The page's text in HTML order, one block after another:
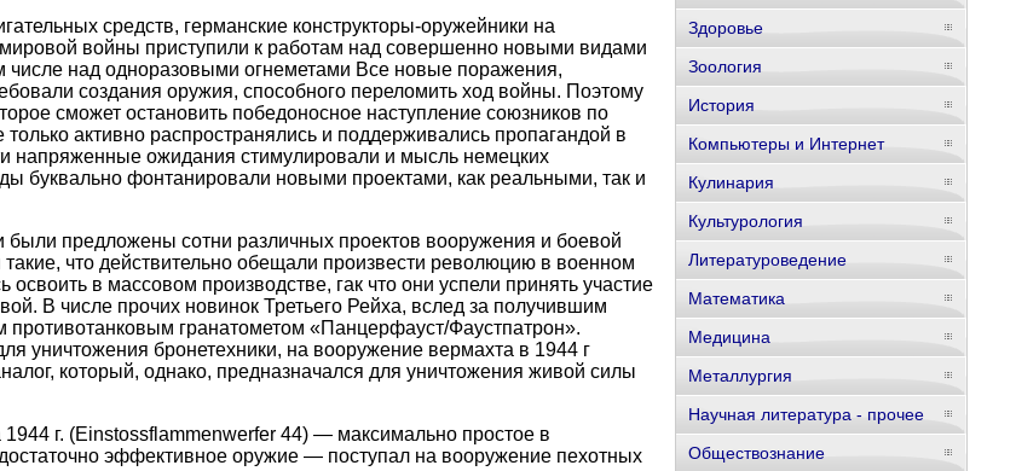
средств, германские конструкторы-оружейники на
войны приступили к работам над совершенно новыми видами
числе над одноразовыми огнеметами Все новые поражения,
создания оружия, способного переломить ход войны. Поэтому
сможет остановить победоносное наступление союзников по
только активно распространялись и поддерживались пропагандой в
напряженные ожидания стимулировали и мысль немецких
буквально фонтанировали новыми проектами, как реальными, так и
предложены сотни различных проектов вооружения и боевой
что действительно обещали произвести революцию в военном
освоить в массовом производстве, гак что они успели принять участие
В числе прочих новинок Третьего Рейха, вслед за получившим
гранатометом «Панцерфауст/Фаустпатрон».
уничтожения бронетехники, на вооружение вермахта в 1944 г
который, однако, предназначался для уничтожения живой силы
г. (Einstossflammenwerfer 44) — максимально простое в
эффективное оружие — поступал на вооружение пехотных
Здоровье
Зоология
История
Компьютеры и Интернет
Кулинария
Культурология
Литературоведение
Математика
Медицина
Металлургия
Научная литература - прочее
Обществознание